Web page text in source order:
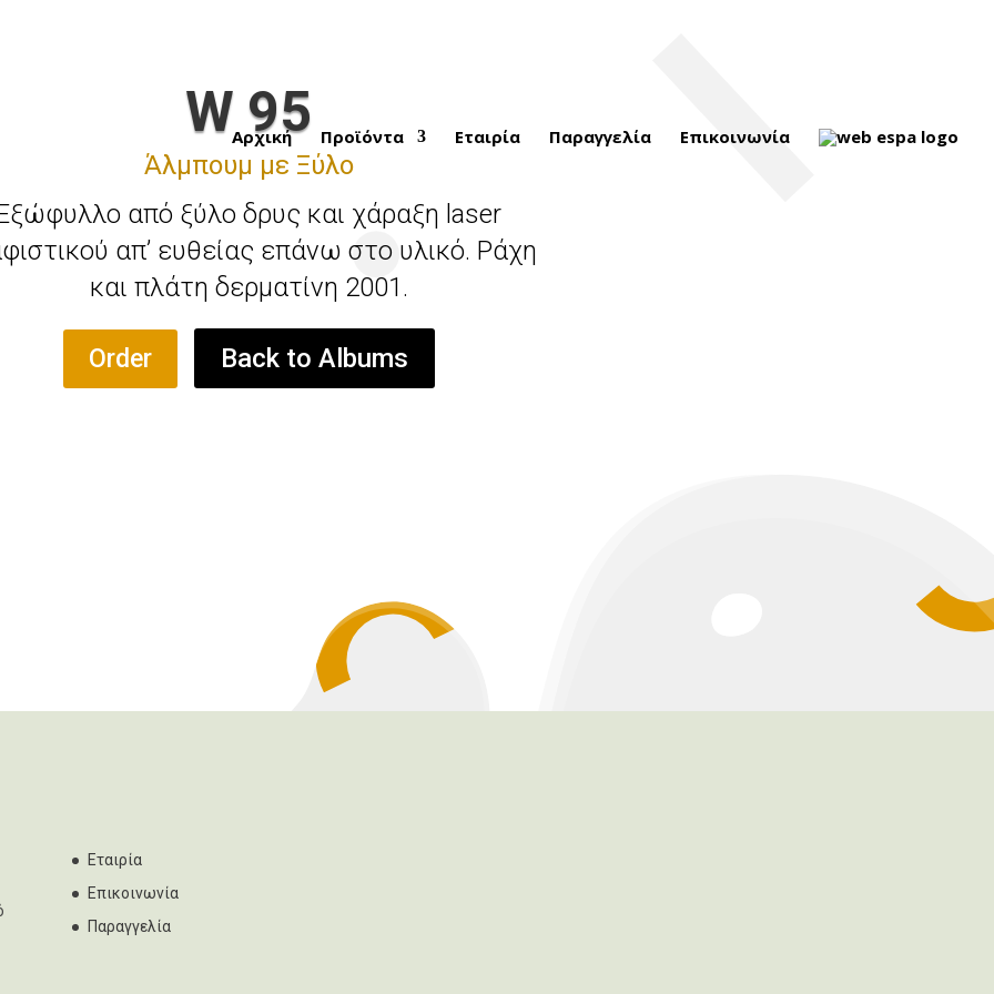
Αρχική Προϊόντα Εταιρία Παραγγελία Επικοινωνία
W 95
Άλμπουμ με Ξύλο
από ξύλο δρυς και χάραξη laser
απ’ ευθείας επάνω στο υλικό. Ράχη
και πλάτη δερματίνη 2001.
Order Back to Albums
Εταιρία
Επικοινωνία
Παραγγελία